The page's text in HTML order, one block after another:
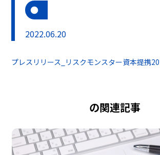
2022.06.20
プレスリリース_リスクモンスター資本提携
の関連記事